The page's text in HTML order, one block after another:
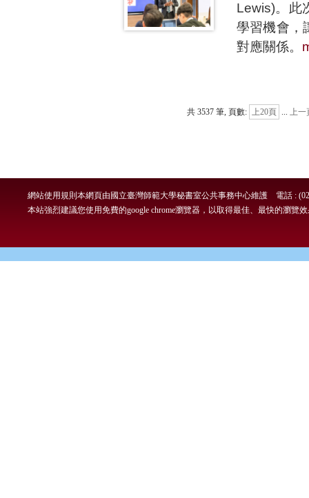
Lewis)。此
學習機會，
對應關係。
共 3537 筆, 頁數: 上20頁 ... 上一
本網頁由國立臺灣師範大學秘書室公共事務中心維護 電話 :
網站使用規則
本站強烈建議您使用免費的google chrome瀏覽器，以取得最佳、最快的瀏覽